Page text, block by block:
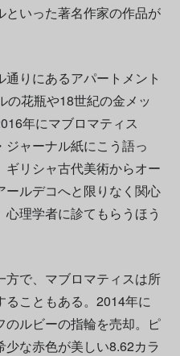
といった著名作家の作品が
りにあるアパートメント
の花瓶や18世紀の金メッ
年にマブロマティス
ャーナル紙にこう語っ
リシャ古代美術からオー
ールデコへと限りなく関心
理学者に診てもらうほう
で、マブロマティスは所
こともある。2014年に
のルビーの指輪を売却。ピ
な赤色が美しい8.62カラ